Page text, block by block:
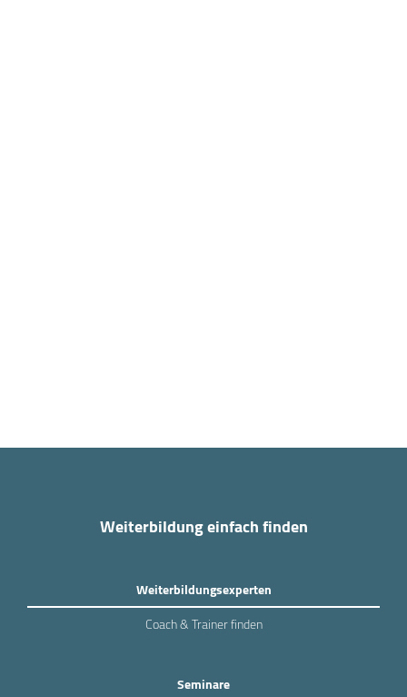
Weiterbildung einfach finden
Weiterbildungsexperten
Coach & Trainer finden
Seminare